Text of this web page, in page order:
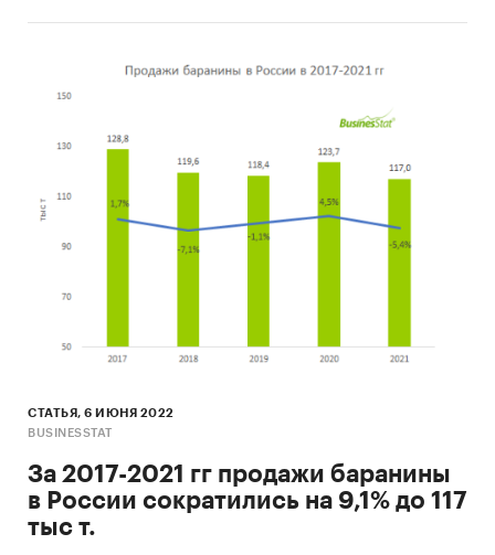
СТАТЬЯ, 6 ИЮНЯ 2022
BUSINESSTAT
За 2017-2021 гг продажи баранины
в России сократились на 9,1% до 117
тыс т.